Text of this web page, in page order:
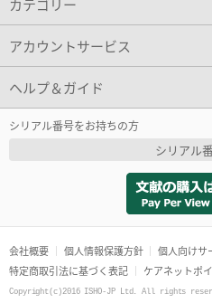
アカウントサービス
ヘルプ＆ガイド
シリアル番号をお持ちの方
シリアル
会社概要 個人情報保護方針
個人向けサ
特定商取引法に基づく表記
ケアネットポ
Copyright(c)2016 ISHO-JP Ltd. All rights